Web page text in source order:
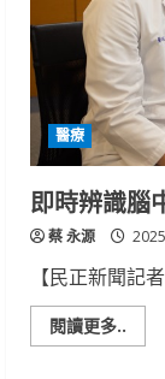
法
助
攻
退
化
性
關
節
炎
患
者
重
拾
生
醫療
即時辨識
蔡 永源
【民正新聞記
閱讀更多..
more